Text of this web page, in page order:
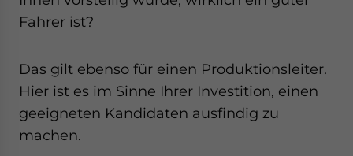
Fahrer ist?
Das gilt ebenso für einen Produktionsleiter.
Hier ist es im Sinne Ihrer Investition, einen
geeigneten Kandidaten ausfindig zu
machen.
for Asia!
- case sensitive